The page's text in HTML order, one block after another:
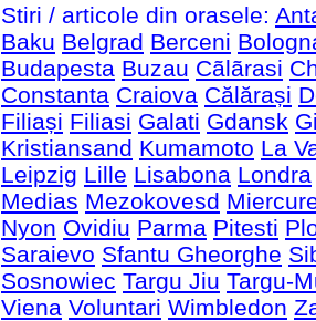
Stiri / articole din orasele:
Baku Belgrad Berceni
Budapesta Buzau Cãlãrasi
Constanta Craiova Călărași
Filiași Filiasi Galati Gdansk
Kristiansand Kumamoto La
Leipzig Lille Lisabona Londra
Medias Mezokovesd
Nyon Ovidiu Parma Pitesti
Saraievo Sfantu Gheorghe
Sosnowiec Targu Jiu Targu-
Viena Voluntari Wimbledon